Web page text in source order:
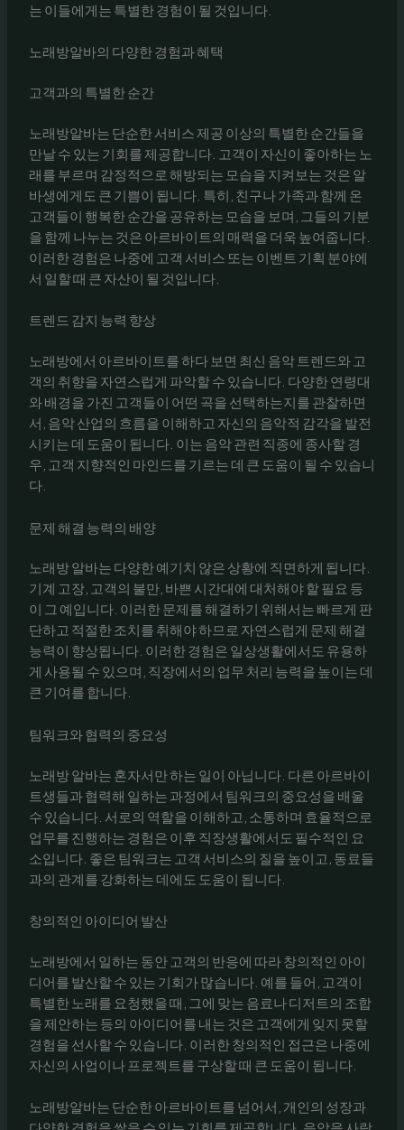
는 이들에게는 특별한 경험이 될 것입니다.
노래방알바의 다양한 경험과 혜택
고객과의 특별한 순간
노래방알바는 단순한 서비스 제공 이상의 특별한 순간들을
만날 수 있는 기회를 제공합니다. 고객이 자신이 좋아하는 노
래를 부르며 감정적으로 해방되는 모습을 지켜보는 것은 알
바생에게도 큰 기쁨이 됩니다. 특히, 친구나 가족과 함께 온
고객들이 행복한 순간을 공유하는 모습을 보며, 그들의 기분
을 함께 나누는 것은 아르바이트의 매력을 더욱 높여줍니다.
이러한 경험은 나중에 고객 서비스 또는 이벤트 기획 분야에
서 일할 때 큰 자산이 될 것입니다.
트렌드 감지 능력 향상
노래방에서 아르바이트를 하다 보면 최신 음악 트렌드와 고
객의 취향을 자연스럽게 파악할 수 있습니다. 다양한 연령대
와 배경을 가진 고객들이 어떤 곡을 선택하는지를 관찰하면
서, 음악 산업의 흐름을 이해하고 자신의 음악적 감각을 발전
시키는 데 도움이 됩니다. 이는 음악 관련 직종에 종사할 경
우, 고객 지향적인 마인드를 기르는 데 큰 도움이 될 수 있습니
다.
문제 해결 능력의 배양
노래방 알바는 다양한 예기치 않은 상황에 직면하게 됩니다.
기계 고장, 고객의 불만, 바쁜 시간대에 대처해야 할 필요 등
이 그 예입니다. 이러한 문제를 해결하기 위해서는 빠르게 판
단하고 적절한 조치를 취해야 하므로 자연스럽게 문제 해결
능력이 향상됩니다. 이러한 경험은 일상생활에서도 유용하
게 사용될 수 있으며, 직장에서의 업무 처리 능력을 높이는 데
큰 기여를 합니다.
팀워크와 협력의 중요성
노래방 알바는 혼자서만 하는 일이 아닙니다. 다른 아르바이
트생들과 협력해 일하는 과정에서 팀워크의 중요성을 배울
수 있습니다. 서로의 역할을 이해하고, 소통하며 효율적으로
업무를 진행하는 경험은 이후 직장생활에서도 필수적인 요
소입니다. 좋은 팀워크는 고객 서비스의 질을 높이고, 동료들
과의 관계를 강화하는 데에도 도움이 됩니다.
창의적인 아이디어 발산
노래방에서 일하는 동안 고객의 반응에 따라 창의적인 아이
디어를 발산할 수 있는 기회가 많습니다. 예를 들어, 고객이
특별한 노래를 요청했을 때, 그에 맞는 음료나 디저트의 조합
을 제안하는 등의 아이디어를 내는 것은 고객에게 잊지 못할
경험을 선사할 수 있습니다. 이러한 창의적인 접근은 나중에
자신의 사업이나 프로젝트를 구상할 때 큰 도움이 됩니다.
노래방알바는 단순한 아르바이트를 넘어서, 개인의 성장과